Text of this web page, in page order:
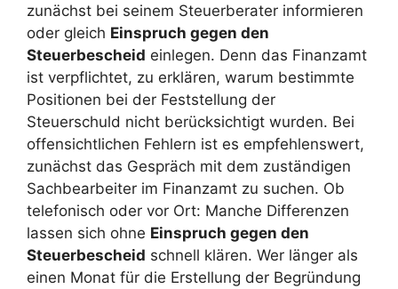
zunächst bei seinem Steuerberater informieren
oder gleich Einspruch gegen den
Steuerbescheid einlegen. Denn das Finanzamt
ist verpflichtet, zu erklären, warum bestimmte
Positionen bei der Feststellung der
Steuerschuld nicht berücksichtigt wurden. Bei
offensichtlichen Fehlern ist es empfehlenswert,
zunächst das Gespräch mit dem zuständigen
Sachbearbeiter im Finanzamt zu suchen. Ob
telefonisch oder vor Ort: Manche Differenzen
lassen sich ohne Einspruch gegen den
Steuerbescheid schnell klären. Wer länger als
einen Monat für die Erstellung der Begründung